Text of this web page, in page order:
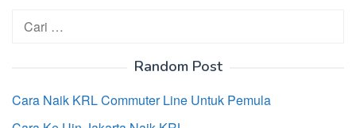
Cari
Random Post
Cara Naik KRL Commuter Line Untuk Pemula